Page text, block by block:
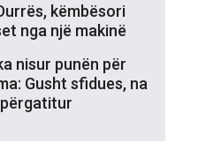
këmbësori
nga një makinë
nisur punën për
Gusht sfidues, na